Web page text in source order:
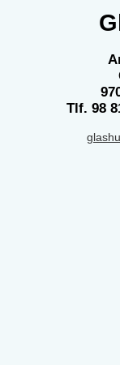
Tlf. 98